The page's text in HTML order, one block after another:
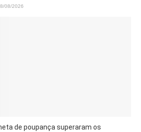
08/2026
de poupança superaram os